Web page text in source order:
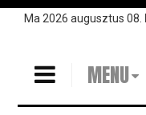
UgrásMa 2026 augusztus 08.
MENU